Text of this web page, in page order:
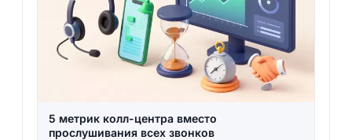
5 метрик колл-центра вместо
прослушивания всех звонков